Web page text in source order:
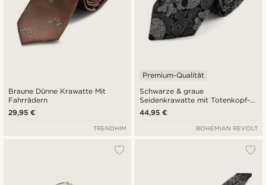
Braune Dünne Krawatte Mit
Fahrrädern
29,95 €
TRENDHIM
Schwarze & graue
Seidenkrawatte mit Totenkopf-
Paisleymuster | 8 cm
Premium-Qualität
44,95 €
BOHEMIAN REVOLT